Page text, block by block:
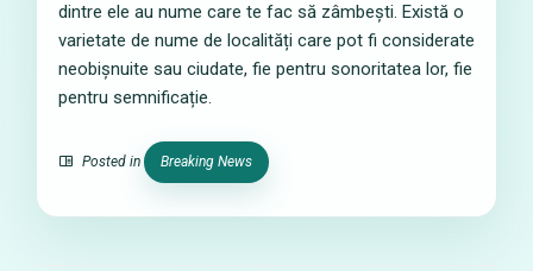
dintre ele au nume care te fac să zâmbești. Există o
varietate de nume de localități care pot fi considerate
neobișnuite sau ciudate, fie pentru sonoritatea lor, fie
pentru semnificație.
Posted in Breaking News